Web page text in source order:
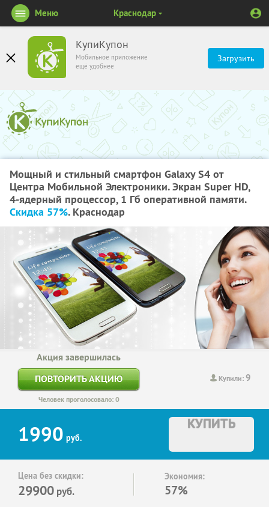
КупиКупон
Мобильное приложение
ещё удобнее
Загрузить
Меню Краснодар
Мощный и стильный смартфон Galaxy S4 от
Центра Мобильной Электроники. Экран Super HD,
4-ядерный процессор, 1 Гб оперативной памяти.
Скидка 57%. Краснодар
Купили:9
Акция завершилась
ПОВТОРИТЬ АКЦИЮ
Человек проголосовало: 0
1990 руб.
КУПИТЬ
Цена без скидки:
29900 руб.
Экономия:
57%